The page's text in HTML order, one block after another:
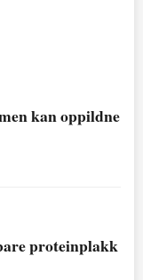
kan oppildne
proteinplakk